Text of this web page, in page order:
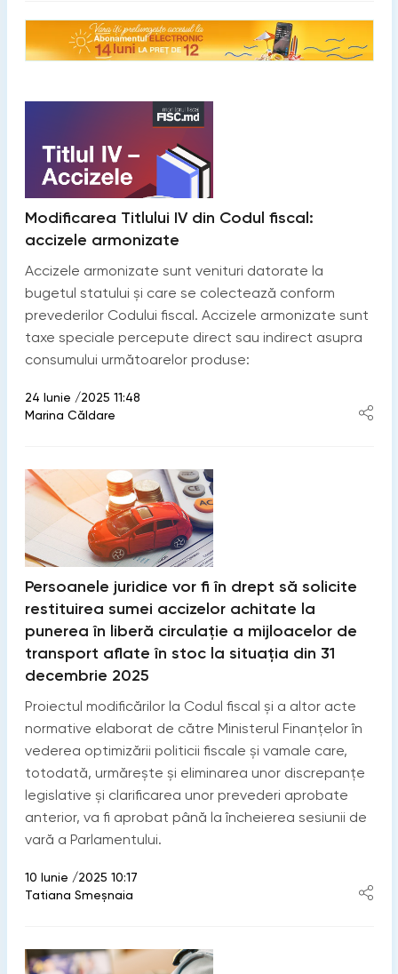
Modificarea Titlului IV din Codul fiscal:
accizele armonizate
Accizele armonizate sunt venituri datorate la
bugetul statului și care se colectează conform
prevederilor Codului fiscal. Accizele armonizate sunt
taxe speciale percepute direct sau indirect asupra
consumului următoarelor produse:
24 Iunie /2025 11:48
Marina Căldare
Persoanele juridice vor fi în drept să solicite
restituirea sumei accizelor achitate la
punerea în liberă circulație a mijloacelor de
transport aflate în stoc la situația din 31
decembrie 2025
Proiectul modificărilor la Codul fiscal și a altor acte
normative elaborat de către Ministerul Finanțelor în
vederea optimizării politicii fiscale și vamale care,
totodată, urmărește și eliminarea unor discrepanțe
legislative și clarificarea unor prevederi aprobate
anterior, va fi aprobat până la încheierea sesiunii de
vară a Parlamentului.
10 Iunie /2025 10:17
Tatiana Smeșnaia